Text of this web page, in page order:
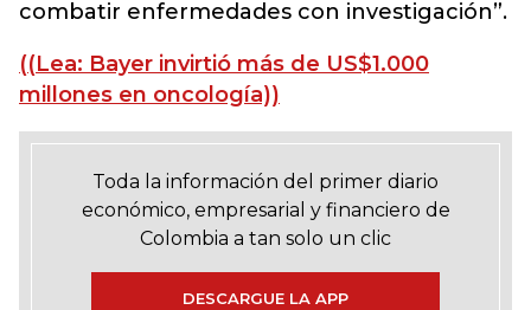
combatir enfermedades con investigación”.
((Lea: Bayer invirtió más de US$1.000
millones en oncología))
Toda la información del primer diario
económico, empresarial y financiero de
Colombia a tan solo un clic
DESCARGUE LA APP